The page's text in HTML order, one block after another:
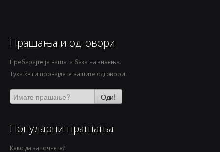
Прашања и одговори
Пребарајте ја нашата база на знаења.
Тука ќе ги пронајдете вашите одговори.
Оди!
Популарни прашања
Како да започнете?